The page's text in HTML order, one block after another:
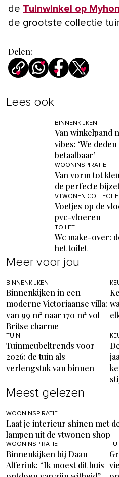
de Tuinwinkel op
de grootste collectie
Delen:
Lees ook
BINNENKIJKEN
Van winkelpand
vibes: ‘We
betaalbaar’
WOONINSPIRATIE
Van vorm tot
de perfecte
VTWONEN COLLECTIE
Voetjes op de
pvc-vloeren
TOILET
Wc make-over:
het toilet
Meer voor jou
BINNENKIJKEN
Binnenkijken in een
moderne Victoriaanse villa:
van 99 m² naar 170 m² vol
Britse charme
TUIN
Tuinmeubeltrends voor
2026: de tuin als
verlengstuk van binnen
Meest gelezen
WOONINSPIRATIE
Laat je interieur shinen met
lampen uit de vtwonen shop
WOONINSPIRATIE
Binnenkijken bij Daan
Alferink: “Ik moest dit huis